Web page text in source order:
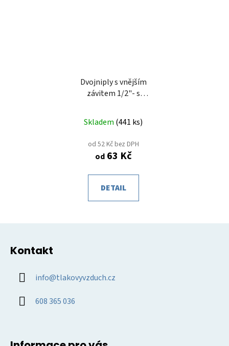
Dvojniply s vnějším
závitem 1/2"- s
Skladem (441 ks)
od 52 Kč bez DPH
od63 Kč
DETAIL
Kontakt
info@tlakovyvzduch.cz
608 365 036